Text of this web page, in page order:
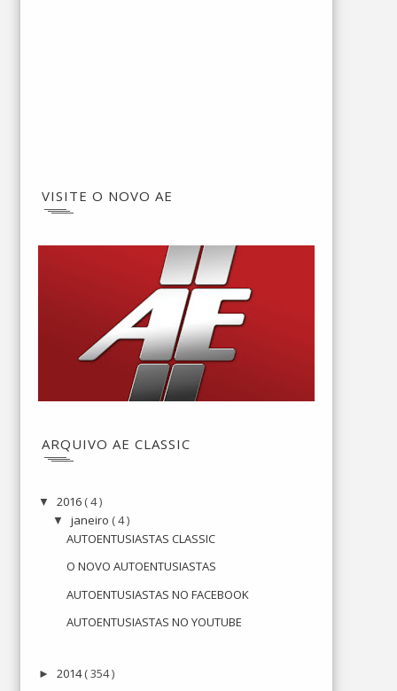
VISITE O NOVO AE
ARQUIVO AE CLASSIC
▼ 2016 ( 4 )
▼ janeiro ( 4 )
AUTOENTUSIASTAS CLASSIC
O NOVO AUTOENTUSIASTAS
AUTOENTUSIASTAS NO FACEBOOK
AUTOENTUSIASTAS NO YOUTUBE
► 2014( 354 )